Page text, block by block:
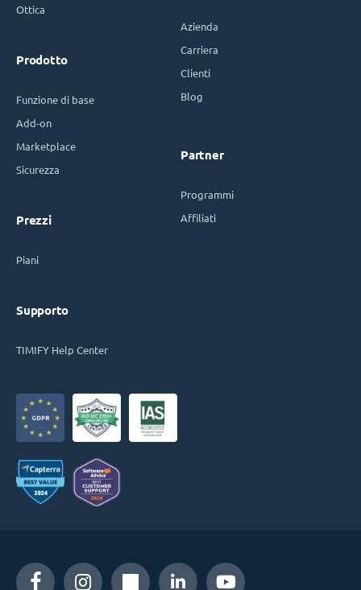
Ottica
Prodotto
Funzione di base
Add-on
Marketplace
Sicurezza
Prezzi
Piani
Supporto
TIMIFY Help Center
Azienda
Carriera
Clienti
Blog
Partner
Programmi
Affiliati